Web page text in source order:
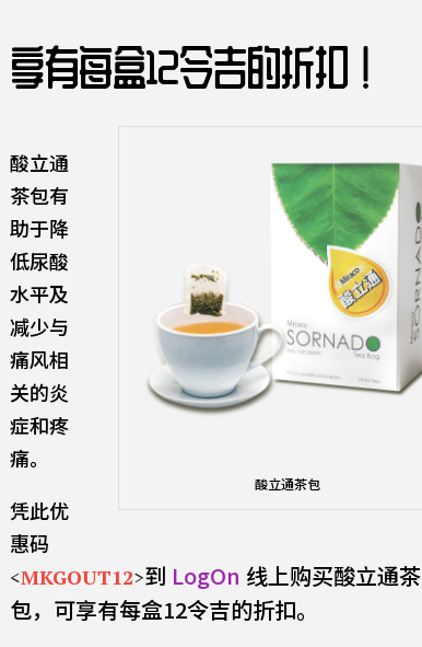
享有每盒12令吉的折扣！
酸立通茶包
酸立通
茶包有
助于降
低尿酸
水平及
减少与
痛风相
关的炎
症和疼
痛。
凭此优
惠码
<MKGOUT12>到 LogOn 线上购买酸立通茶
包，可享有每盒12令吉的折扣。